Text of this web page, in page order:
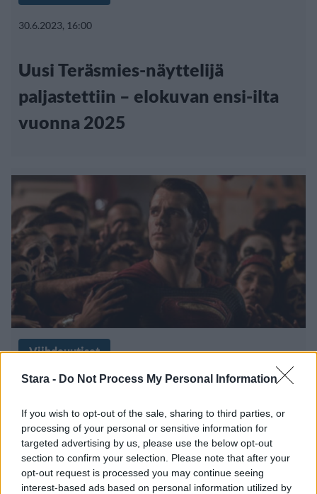
Stara - Do Not Process My Personal Information
If you wish to opt-out of the sale, sharing to third parties, or
processing of your personal or sensitive information for
targeted advertising by us, please use the below opt-out
section to confirm your selection. Please note that after your
opt-out request is processed you may continue seeing
interest-based ads based on personal information utilized by
30.6.2023, 16:00
Uusi Teräsmies-näyttelijä
paljastettiin – elokuvan ensi-ilta
vuonna 2025
Viihdeuutiset
16.3.2023, 16:00
Superman lentää takaisin
valkokankaille – ohjaajaksi
Marvel-suosikki